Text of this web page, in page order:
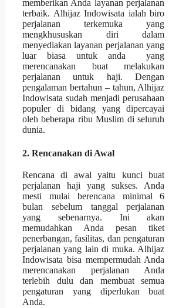
memberikan Anda layanan perjalanan
terbaik. Alhijaz Indowisata ialah biro
perjalanan terkemuka yang
mengkhususkan diri dalam
menyediakan layanan perjalanan yang
luar biasa untuk anda yang
merencanakan buat melakukan
perjalanan untuk haji. Dengan
pengalaman bertahun – tahun, Alhijaz
Indowisata sudah menjadi perusahaan
populer di bidang yang dipercayai
oleh beberapa ribu Muslim di seluruh
dunia.
2. Rencanakan di Awal
Rencana di awal yaitu kunci buat
perjalanan haji yang sukses. Anda
mesti mulai berencana minimal 6
bulan sebelum tanggal perjalanan
yang sebenarnya. Ini akan
memudahkan Anda pesan tiket
penerbangan, fasilitas, dan pengaturan
perjalanan yang lain di muka. Alhijaz
Indowisata bisa mempermudah Anda
merencanakan perjalanan Anda
terlebih dulu dan membuat semua
pengaturan yang diperlukan buat
Anda.